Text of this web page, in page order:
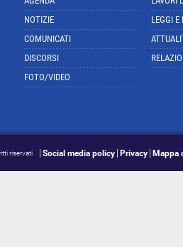
NOTIZIE
COMUNICATI
DISCORSI
FOTO/VIDEO
LEGGI E
riservati Social media policy Privacy Mappa